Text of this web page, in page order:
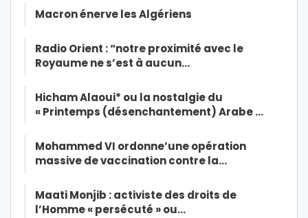
Macron énerve les Algériens
Radio Orient : “notre proximité avec le
Royaume ne s’est à aucun…
Hicham Alaoui* ou la nostalgie du
« Printemps (désenchantement) Arabe …
Mohammed VI ordonne’une opération
massive de vaccination contre la…
Maati Monjib : activiste des droits de
l’Homme « persécuté » ou…